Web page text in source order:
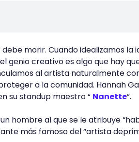
morir. Cuando idealizamos la
genio creativo es algo que hay
al artista naturalmente
a la comunidad. Hannah
su standup maestro “ Nanette”.
hombre al que se le atribuye
más famoso del “artista